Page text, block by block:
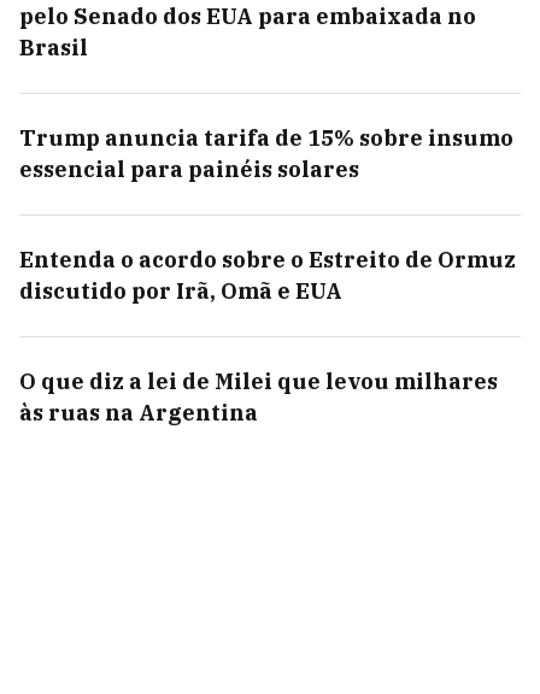
pelo Senado dos EUA para embaixada no
Brasil
Trump anuncia tarifa de 15% sobre insumo
essencial para painéis solares
Entenda o acordo sobre o Estreito de Ormuz
discutido por Irã, Omã e EUA
O que diz a lei de Milei que levou milhares
às ruas na Argentina